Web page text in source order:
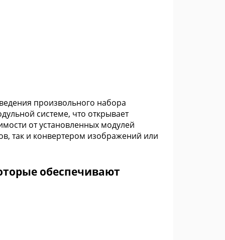
произвольного набора
системе, что открывает
от установленных модулей
так и конвертером изображений или
обеспечивают